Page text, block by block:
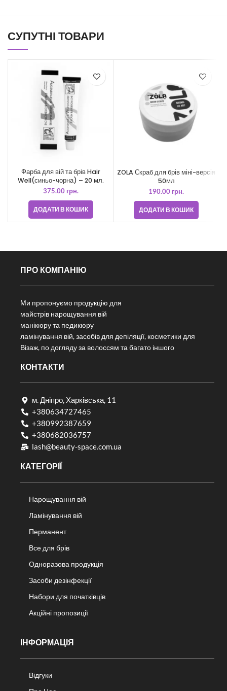
СУПУТНІ ТОВАРИ
Фарба для вій та брів Hair
Well(синьо-чорна) – 20 мл.
375.00 грн.
ДОДАТИ В КОШИК
ZOLA Скраб для брів міні-версія
50мл
190.00 грн.
ДОДАТИ В КОШИК
ПРО КОМПАНІЮ
Ми пропонуємо продукцію для
майстрів нарощування вій
манікюру та педикюру
ламінування вій, засобів для депіляції, косметики для
Візаж, по догляду за волоссям та багато іншого
КОНТАКТИ
м. Дніпро, Харківська, 11
+380634727465
+380992387659
+380682036757​
lash@beauty-space.com.ua
КАТЕГОРІЇ
Нарощування вій
Ламінування вій
Перманент
Все для брів
Одноразова продукція
Засоби дезінфекції
Набори для початківців
Акційні пропозиції
ІНФОРМАЦІЯ
Відгуки